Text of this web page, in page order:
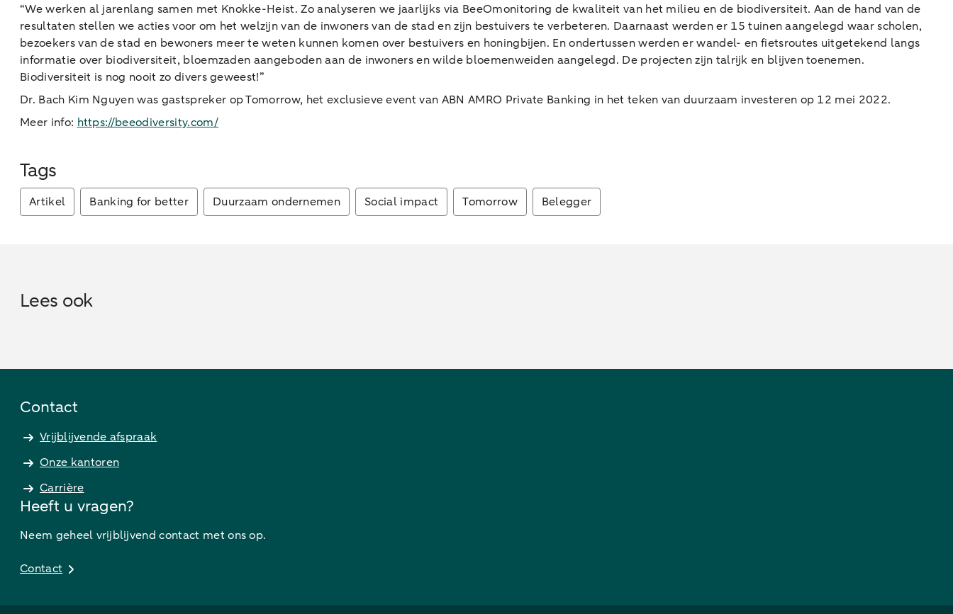
“We werken al jarenlang samen met Knokke-Heist. Zo analyseren we jaarlijks via BeeOmonitoring de kwaliteit van het milieu en de biodiversiteit. Aan de hand van de
resultaten stellen we acties voor om het welzijn van de inwoners van de stad en zijn bestuivers te verbeteren. Daarnaast werden er 15 tuinen aangelegd waar scholen,
bezoekers van de stad en bewoners meer te weten kunnen komen over bestuivers en honingbijen. En ondertussen werden er wandel- en fietsroutes uitgetekend langs
informatie over biodiversiteit, bloemzaden aangeboden aan de inwoners en wilde bloemenweiden aangelegd. De projecten zijn talrijk en blijven toenemen.
Biodiversiteit is nog nooit zo divers geweest!”
Dr. Bach Kim Nguyen was gastspreker op Tomorrow, het exclusieve event van ABN AMRO Private Banking in het teken van duurzaam investeren op 12 mei 2022.
Meer info: https://beeodiversity.com/
Tags
Artikel Banking for better Duurzaam ondernemen Social impact Tomorrow Belegger
Lees ook
Contact
Vrijblijvende afspraak
Onze kantoren
Carrière
Heeft u vragen?
Neem geheel vrijblijvend contact met ons op.
Contact